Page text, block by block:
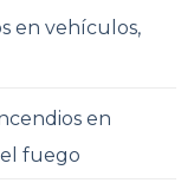
en vehículos,
en
fuego